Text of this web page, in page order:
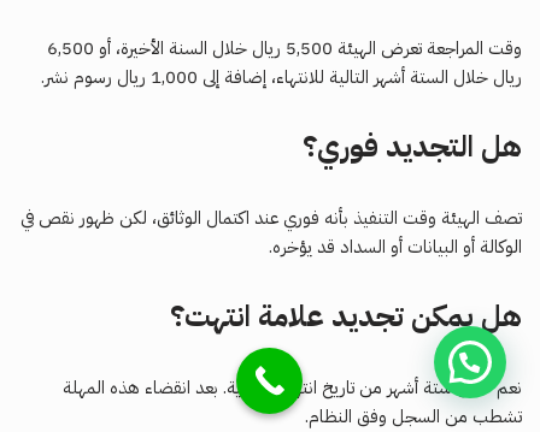
وقت المراجعة تعرض الهيئة 5,500 ريال خلال السنة الأخيرة، أو 6,500
ريال خلال الستة أشهر التالية للانتهاء، إضافة إلى 1,000 ريال رسوم نشر.
هل التجديد فوري؟
تصف الهيئة وقت التنفيذ بأنه فوري عند اكتمال الوثائق، لكن ظهور نقص في
الوكالة أو البيانات أو السداد قد يؤخره.
هل يمكن تجديد علامة انتهت؟
نعم خلال ستة أشهر من تاريخ انتهاء الحماية. بعد انقضاء هذه المهلة
تشطب من السجل وفق النظام.